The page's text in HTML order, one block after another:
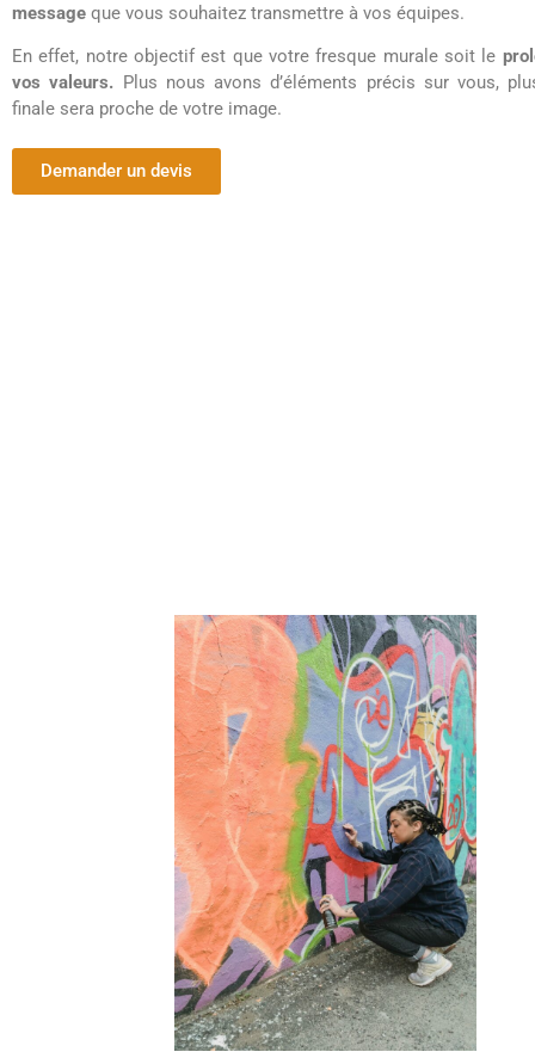
message que vous souhaitez transmettre à vos équipes.
En effet, notre objectif est que votre fresque murale soit le
vos valeurs. Plus nous avons d’éléments précis sur vous,
finale sera proche de votre image.
Demander un devis